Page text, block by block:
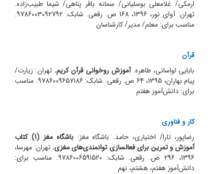
ارمکی/ غلامعلی بوسلیانی/ سمانه باقر پناهی/ شیما طبیب‌زاده.
تهران: آوای نور، 1396، 168 ص. رقعی. شابک: 9786003092792.
مناسب برای: معلم/ مدیر/ کارشناسان
قرآن
بابایی لواسانی، طاهره.آموزش روخوانی قرآن کریم. تهران: زیارت/
پیام بهاران، 1395، 64 ص. رقعی. شابک: 9786009657186. مناسب
برای: دانش‌آموز هفتم
کار و فناوری
رضاپور، تارا/ اختیاری، حامد. باشگاه مغز:
باشگاه مغز (1) کتاب
آموزش و تمرین برای فعالسازی توانمندی‌های مغزی. تهران: مهرسا،
1396، 296 ص. رقعی. شابک: 9786006591520. مناسب برای:
دانش‌آموز هفتم، هشتم، نهم